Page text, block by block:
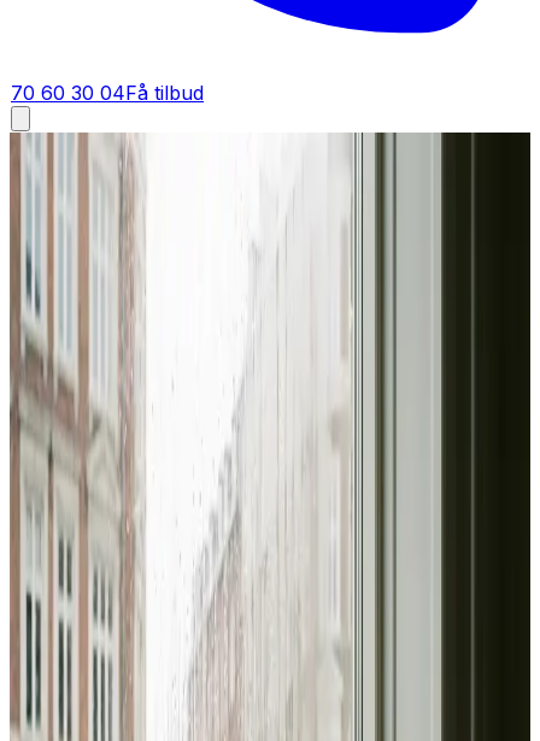
70 60 30 04Få tilbud
Ventilation tilbud i
Få tilbud på ventilation i
Står du og skal have ventilation i Hedensted? Bed om et
tilbud, så regner vi materialer, installation og
indregulering sammen til én fast pris.